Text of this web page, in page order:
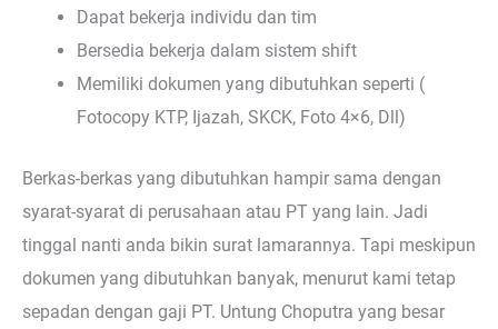
Dapat bekerja individu dan tim
Bersedia bekerja dalam sistem shift
Memiliki dokumen yang dibutuhkan seperti (
Fotocopy KTP, Ijazah, SKCK, Foto 4×6, Dll)
Berkas-berkas yang dibutuhkan hampir sama dengan
syarat-syarat di perusahaan atau PT yang lain. Jadi
tinggal nanti anda bikin surat lamarannya. Tapi meskipun
dokumen yang dibutuhkan banyak, menurut kami tetap
sepadan dengan gaji PT. Untung Choputra yang besar